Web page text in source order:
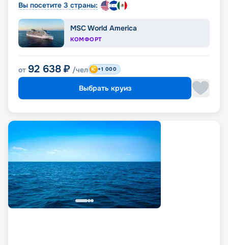
Вы посетите 3 страны:
MSC World America
КОМФОРТ
от 92 638 ₽ /чел +1 000
Выбрать круиз